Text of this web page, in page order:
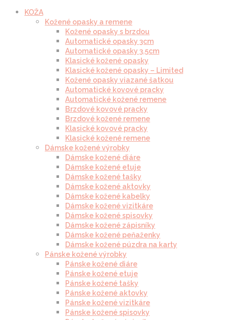
KOŽA
Kožené opasky a remene
Kožené opasky s brzdou
Automatické opasky 3cm
Automatické opasky 3.5cm
Klasické kožené opasky
Klasické kožené opasky – Limited
Kožené opasky viazané šatkou
Automatické kovové pracky
Automatické kožené remene
Brzdové kovové pracky
Brzdové kožené remene
Klasické kovové pracky
Klasické kožené remene
Dámske kožené výrobky
Dámske kožené diáre
Dámske kožené etuje
Dámske kožené tašky
Dámske kožené aktovky
Dámske kožené kabelky
Dámske kožené vizitkáre
Dámske kožené spisovky
Dámske kožené zápisníky
Dámske kožené peňaženky
Dámske kožené púzdra na karty
Pánske kožené výrobky
Pánske kožené diáre
Pánske kožené etuje
Pánske kožené tašky
Pánske kožené aktovky
Pánske kožené vizitkáre
Pánske kožené spisovky